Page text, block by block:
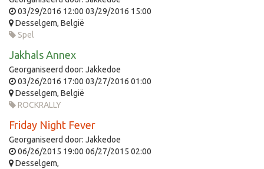
03/29/2016 12:00 03/29/2016 15:00
Desselgem, België
Spel
Jakhals Annex
Georganiseerd door: Jakkedoe
03/26/2016 17:00 03/27/2016 01:00
Desselgem, België
ROCKRALLY
Friday Night Fever
Georganiseerd door: Jakkedoe
06/26/2015 19:00 06/27/2015 02:00
Desselgem,